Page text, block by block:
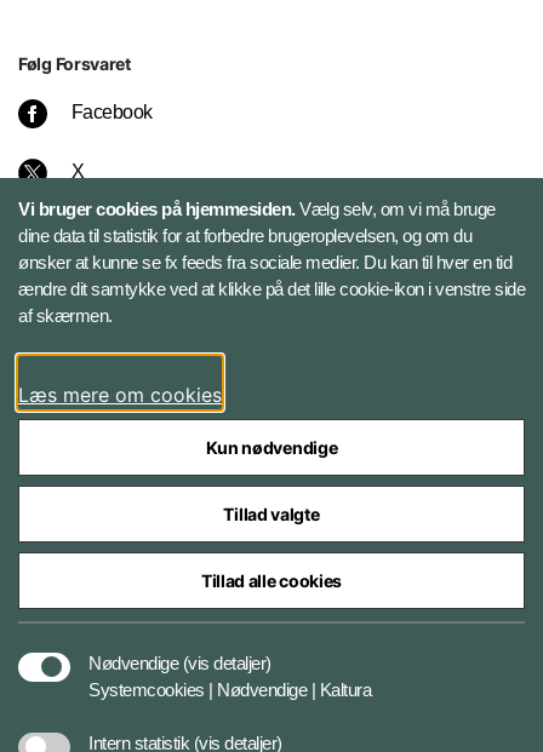
Følg Forsvaret
Facebook
X
Instagram
Bluesky
LinkedIn
Styrelser og myndigheder under Forsvarsministeriet
Vi bruger cookies på hjemmesiden.Vælg selv, om vi må bruge
dine data til statistik for at forbedre brugeroplevelsen, og om du
ønsker at kunne se fx feeds fra sociale medier. Du kan til hver en tid
ændre dit samtykke ved at klikke på det lille cookie-ikon i venstre side
af skærmen.
Læs mere om cookies
Kun nødvendige
Tillad valgte
Tillad alle cookies
Nødvendige (vis detaljer)
Systemcookies | Nødvendige | Kaltura
Intern statistik (vis detaljer)